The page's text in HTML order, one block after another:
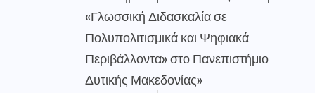
«Γλωσσική Διδασκαλία σε
Πολυπολιτισμικά και Ψηφιακά
Περιβάλλοντα» στο Πανεπιστήμιο
Δυτικής Μακεδονίας»